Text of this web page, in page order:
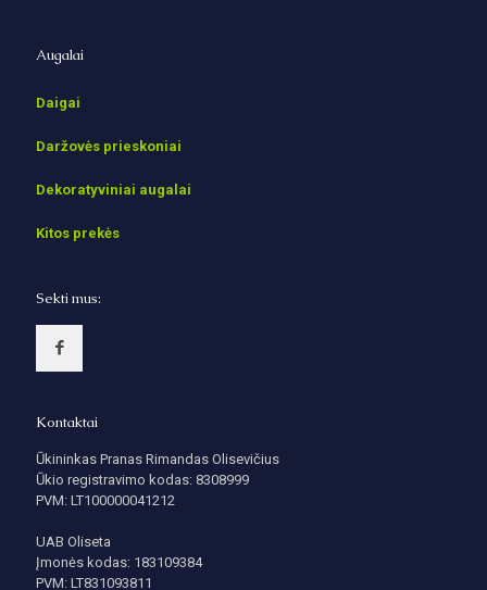
Augalai
Daigai
Daržovės prieskoniai
Dekoratyviniai augalai
Kitos prekės
Sekti mus:
Kontaktai
Ūkininkas Pranas Rimandas Olisevičius
Ūkio registravimo kodas: 8308999
PVM: LT100000041212
UAB Oliseta
Įmonės kodas: 183109384
PVM: LT831093811